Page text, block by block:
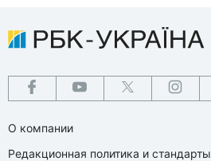
О компании
Редакционная политика и стандарты